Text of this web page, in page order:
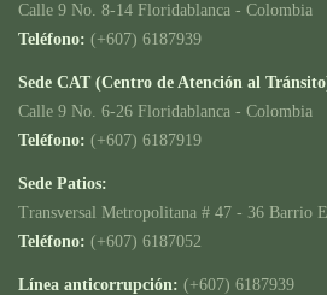
Calle 9 No. 8-14 Floridablanca - Colombia
Teléfono: (+607) 6187939
Sede CAT (Centro de Atención al
Calle 9 No. 6-26 Floridablanca - Colombia
Teléfono: (+607) 6187919
Sede Patios:
Transversal Metropolitana # 47 - 36 Barrio
Teléfono: (+607) 6187052
Línea anticorrupción: (+607) 6187939